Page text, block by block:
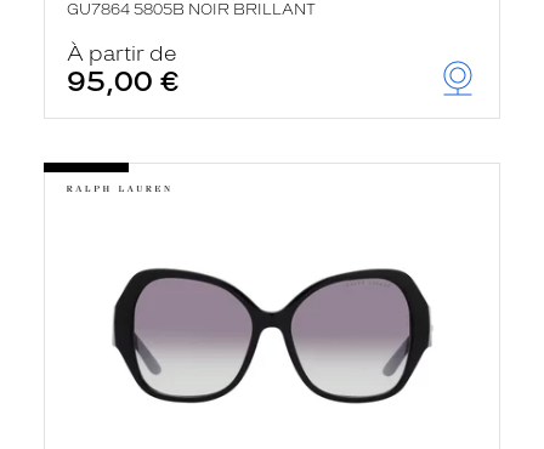
GU7864 5805B NOIR BRILLANT
À partir de
95,00 €